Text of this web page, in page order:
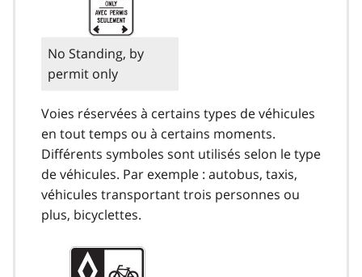
No Standing, by
permit only
Voies réservées à certains types de véhicules
en tout temps ou à certains moments.
Différents symboles sont utilisés selon le type
de véhicules. Par exemple : autobus, taxis,
véhicules transportant trois personnes ou
plus, bicyclettes.